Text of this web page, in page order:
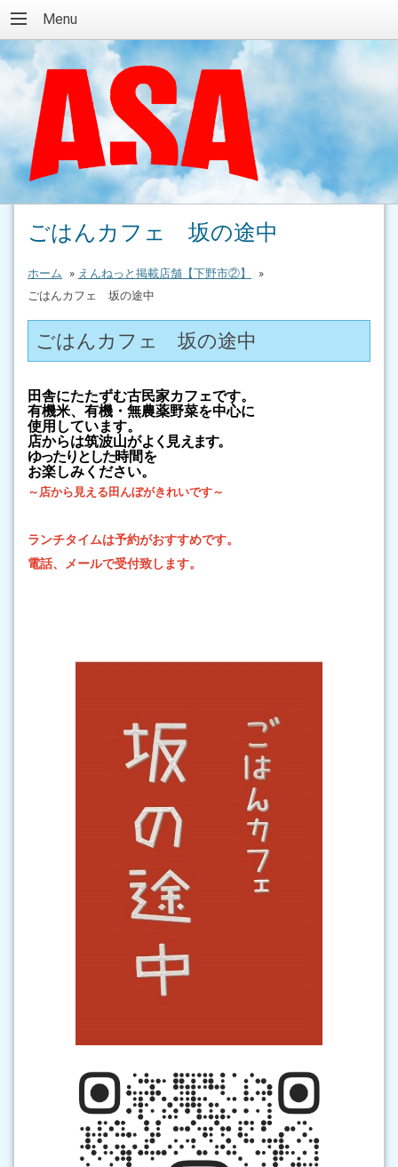
Menu
ごはんカフェ 坂の途中
ホーム » えんねっと掲載店舗【下野市②】
»
ごはんカフェ 坂の途中
ごはんカフェ 坂の途中
田舎にたたずむ古民家カフェです。
有機米、有機・無農薬野菜を中心に
使用しています。
店からは筑波山がよく 見えます。
ゆったりとした時間を
お楽しみください。
～店から見える田んぼがきれいです～
ランチタイムは予約がおすすめです。
電話、メールで受付致し ます。